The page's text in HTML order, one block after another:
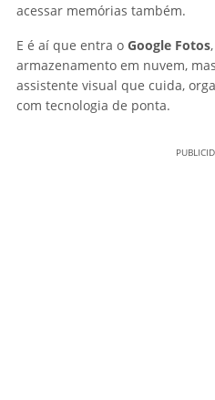
acessar memórias também.
E é aí que entra o Google Fotos
armazenamento em nuvem,
assistente visual que cuida,
com tecnologia de ponta.